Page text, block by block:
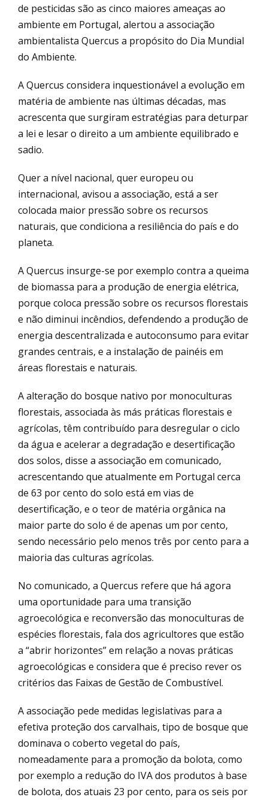
de pesticidas são as cinco maiores ameaças ao
ambiente em Portugal, alertou a associação
ambientalista Quercus a propósito do Dia Mundial
do Ambiente.
A Quercus considera inquestionável a evolução em
matéria de ambiente nas últimas décadas, mas
acrescenta que surgiram estratégias para deturpar
a lei e lesar o direito a um ambiente equilibrado e
sadio.
Quer a nível nacional, quer europeu ou
internacional, avisou a associação, está a ser
colocada maior pressão sobre os recursos
naturais, que condiciona a resiliência do país e do
planeta.
A Quercus insurge-se por exemplo contra a queima
de biomassa para a produção de energia elétrica,
porque coloca pressão sobre os recursos florestais
e não diminui incêndios, defendendo a produção de
energia descentralizada e autoconsumo para evitar
grandes centrais, e a instalação de painéis em
áreas florestais e naturais.
A alteração do bosque nativo por monoculturas
florestais, associada às más práticas florestais e
agrícolas, têm contribuído para desregular o ciclo
da água e acelerar a degradação e desertificação
dos solos, disse a associação em comunicado,
acrescentando que atualmente em Portugal cerca
de 63 por cento do solo está em vias de
desertificação, e o teor de matéria orgânica na
maior parte do solo é de apenas um por cento,
sendo necessário pelo menos três por cento para a
maioria das culturas agrícolas.
No comunicado, a Quercus refere que há agora
uma oportunidade para uma transição
agroecológica e reconversão das monoculturas de
espécies florestais, fala dos agricultores que estão
a “abrir horizontes” em relação a novas práticas
agroecológicas e considera que é preciso rever os
critérios das Faixas de Gestão de Combustível.
A associação pede medidas legislativas para a
efetiva proteção dos carvalhais, tipo de bosque que
dominava o coberto vegetal do país,
nomeadamente para a promoção da bolota, como
por exemplo a redução do IVA dos produtos à base
de bolota, dos atuais 23 por cento, para os seis por